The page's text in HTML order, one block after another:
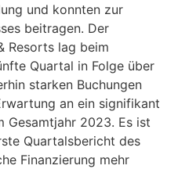
und konnten zur
beitragen. Der
Resorts lag beim
Quartal in Folge über
starken Buchungen
an ein signifikant
Gesamtjahr 2023. Es ist
Quartalsbericht des
Finanzierung mehr